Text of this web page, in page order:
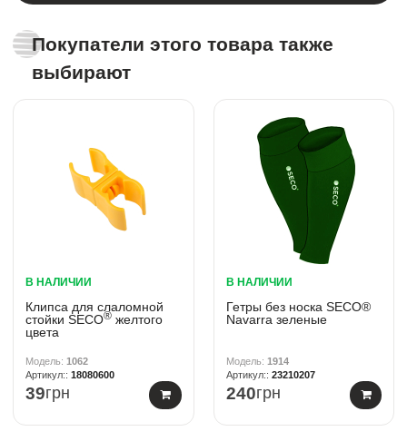
Покупатели этого товара также
выбирают
В НАЛИЧИИ
Клипса для слаломной
стойки SECO® желтого
цвета
1062
18080600
39грн
В НАЛИЧИИ
Гетры без носка SECO®
Navarra зеленые
1914
23210207
240грн